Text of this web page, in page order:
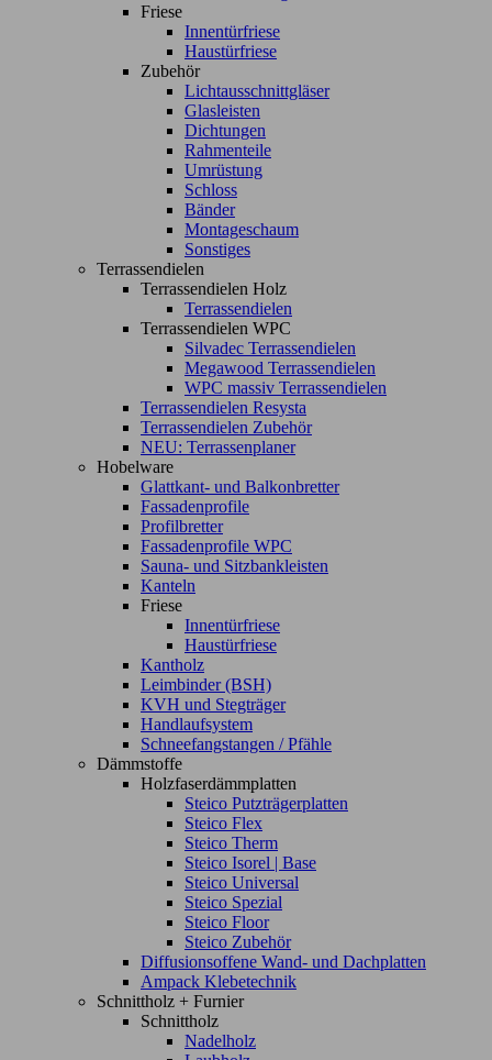
Friese
Innentürfriese
Haustürfriese
Zubehör
Lichtausschnittgläser
Glasleisten
Dichtungen
Rahmenteile
Umrüstung
Schloss
Bänder
Montageschaum
Sonstiges
Terrassendielen
Terrassendielen Holz
Terrassendielen
Terrassendielen WPC
Silvadec Terrassendielen
Megawood Terrassendielen
WPC massiv Terrassendielen
Terrassendielen Resysta
Terrassendielen Zubehör
NEU: Terrassenplaner
Hobelware
Glattkant- und Balkonbretter
Fassadenprofile
Profilbretter
Fassadenprofile WPC
Sauna- und Sitzbankleisten
Kanteln
Friese
Innentürfriese
Haustürfriese
Kantholz
Leimbinder (BSH)
KVH und Stegträger
Handlaufsystem
Schneefangstangen / Pfähle
Dämmstoffe
Holzfaserdämmplatten
Steico Putzträgerplatten
Steico Flex
Steico Therm
Steico Isorel | Base
Steico Universal
Steico Spezial
Steico Floor
Steico Zubehör
Diffusionsoffene Wand- und Dachplatten
Ampack Klebetechnik
Schnittholz + Furnier
Schnittholz
Nadelholz